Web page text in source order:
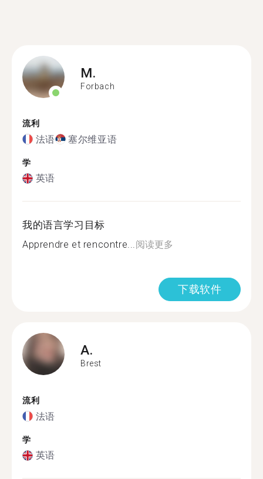
M.
Forbach
流利
法语 塞尔维亚语
学
英语
我的语言学习目标
Apprendre et rencontre...阅读更多
下载软件
A.
Brest
流利
法语
学
英语